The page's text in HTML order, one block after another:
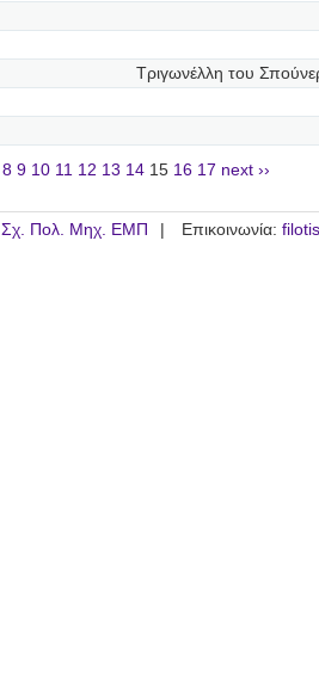
Τριγωνέλλη του
8 9 10 11 12 13 14 15 16 17 next ››
Σχ. Πολ. Μηχ. ΕΜΠ Επικοινωνία: